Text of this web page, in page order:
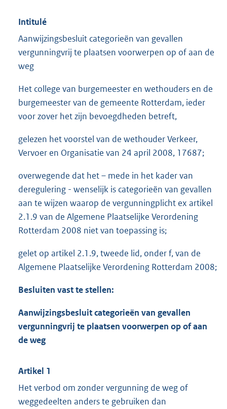
Intitulé
Aanwijzingsbesluit categorieën van gevallen
vergunningvrij te plaatsen voorwerpen op of aan de
weg
Het college van burgemeester en wethouders en de
burgemeester van de gemeente Rotterdam, ieder
voor zover het zijn bevoegdheden betreft,
gelezen het voorstel van de wethouder Verkeer,
Vervoer en Organisatie van 24 april 2008, 17687;
overwegende dat het – mede in het kader van
deregulering - wenselijk is categorieën van gevallen
aan te wijzen waarop de vergunningplicht ex artikel
2.1.9 van de Algemene Plaatselijke Verordening
Rotterdam 2008 niet van toepassing is;
gelet op artikel 2.1.9, tweede lid, onder f, van de
Algemene Plaatselijke Verordening Rotterdam 2008;
Besluiten vast te stellen:
Aanwijzingsbesluit categorieën van gevallen
vergunningvrij te plaatsen voorwerpen op of aan
de weg
Artikel 1
Het verbod om zonder vergunning de weg of
weggedeelten anders te gebruiken dan